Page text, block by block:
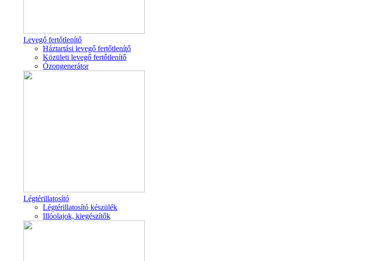
Levegő fertőtlenítő
Háztartási levegő fertőtlenítő
Közületi levegő fertőtlenítő
Ózongenerátor
Légtérillatosító
Légtérillatosító készülék
Illóolajok, kiegészítők